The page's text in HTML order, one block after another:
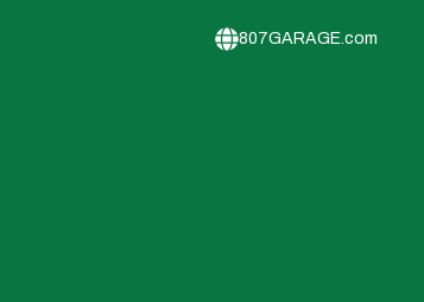
807GARAGE.com